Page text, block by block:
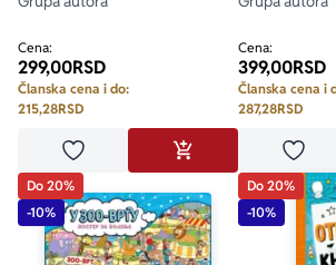
Cena:
299,00RSD
Članska cena i do:
215,28RSD
Dodaj u omiljeneDODAJ U KORPU
Cena:
399,00RSD
Članska cena i
287,28RSD
Do 20%
-10%
Do 20%
-10%